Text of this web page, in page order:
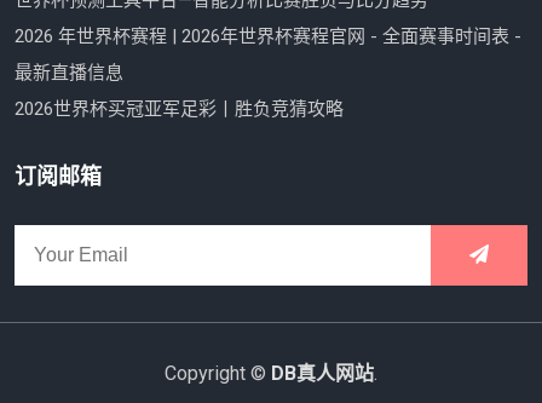
2026 年世界杯赛程 | 2026年世界杯赛程官网 - 全面赛事时间表 -
最新直播信息
2026世界杯买冠亚军足彩丨胜负竞猜攻略
订阅邮箱
Copyright © DB真人网站.